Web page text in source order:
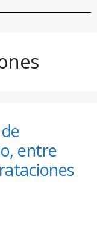
entre